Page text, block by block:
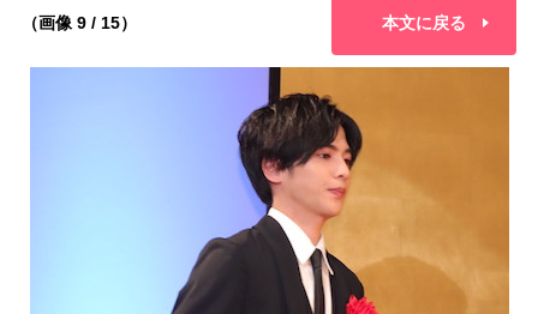
（画像 9 / 15） 本文に戻る